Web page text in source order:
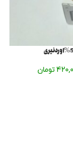
تومان